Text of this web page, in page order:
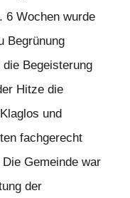
6 Wochen wurde
Begrünung
Begeisterung
Hitze die
und
fachgerecht
Gemeinde war
der